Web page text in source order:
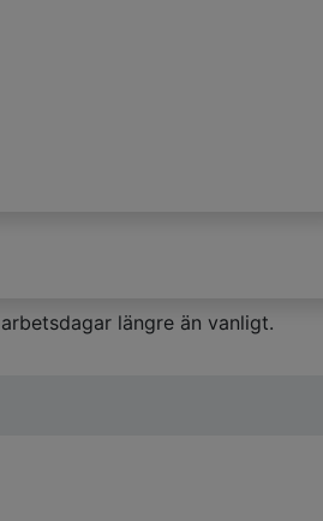
längre än vanligt.